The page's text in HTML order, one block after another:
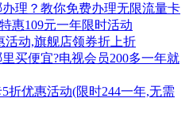
理？教你免费办理无限流量卡
惠109元一年限时活动
活动,旗舰店领券折上折
买便宜?电视会员200多一年就
折优惠活动(限时244一年,无需